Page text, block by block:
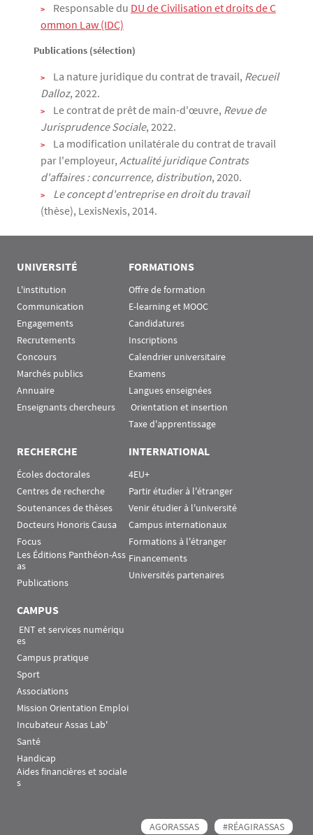
Responsable du DU de Civilisation et droits de C
ommon Law (IDC)
Publications (sélection)
La nature juridique du contrat de travail, Recueil
Dalloz, 2022.
Le contrat de prêt de main-d'œuvre, Revue de
Jurisprudence Sociale, 2022.
La modification unilatérale du contrat de travail
par l'employeur, Actualité juridique Contrats
d'affaires : concurrence, distribution, 2020.
Le concept d'entreprise en droit du travail
(thèse), LexisNexis, 2014.
UNIVERSITÉ
L'institution
Communication
Engagements
Recrutements
Concours
Marchés publics
Annuaire
Enseignants chercheurs
FORMATIONS
Offre de formation
E-learning et MOOC
Candidatures
Inscriptions
Calendrier universitaire
Examens
Langues enseignées
Orientation et insertion
Taxe d'apprentissage
RECHERCHE
Écoles doctorales
Centres de recherche
Soutenances de thèses
Docteurs Honoris Causa
Focus
Les Éditions Panthéon-Ass
as
Publications
INTERNATIONAL
4EU+
Partir étudier à l'étranger
Venir étudier à l'université
Campus internationaux
Formations à l'étranger
Financements
Universités partenaires
CAMPUS
es
Campus pratique
Sport
Associations
Mission Orientation Emploi
Incubateur Assas Lab'
Santé
Handicap
Aides financières et sociale
s
AGORASSAS
#RÉAGIRASSAS